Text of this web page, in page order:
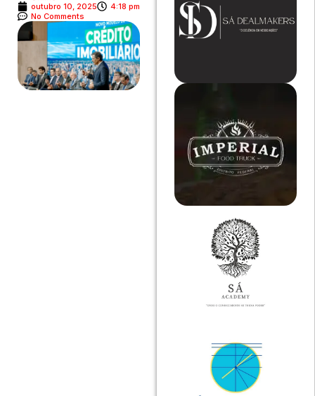
outubro 10, 2025
4:18 pm
No Comments